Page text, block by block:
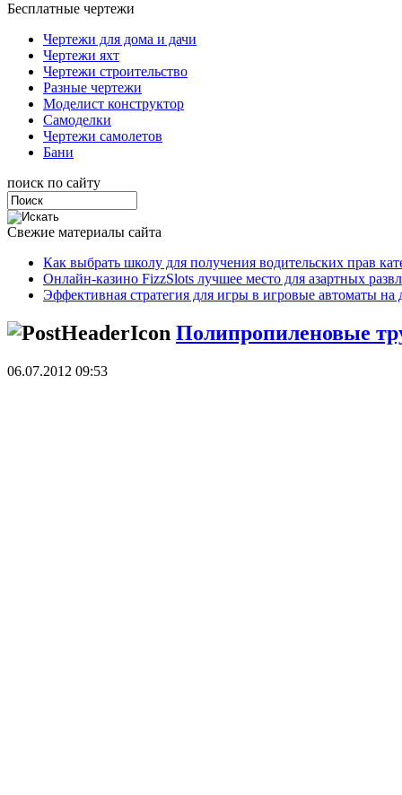
Бесплатные чертежи
Чертежи для дома и дачи
Чертежи яхт
Чертежи строительство
Разные чертежи
Моделист конструктор
Самоделки
Чертежи самолетов
Бани
поиск по сайту
Свежие материалы сайта
Как выбрать школу для получения водительских прав
Онлайн-казино FizzSlots лучшее место для азартных
Эффективная стратегия для игры в игровые автоматы на
Полипропиленовые
06.07.2012 09:53